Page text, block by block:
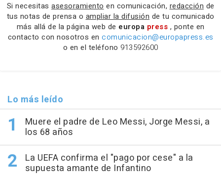
Si necesitas asesoramiento en comunicación, redacción de
tus notas de prensa o ampliar la difusión de tu comunicado
más allá de la página web de europa press , ponte en
contacto con nosotros en comunicacion@europapress.es
o en el teléfono 913592600
Lo más leído
Muere el padre de Leo Messi, Jorge Messi, a
los 68 años
La UEFA confirma el "pago por cese" a la
supuesta amante de Infantino